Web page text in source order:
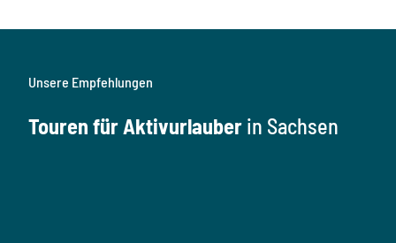
Unsere Empfehlungen
Touren für Aktivurlauber in Sachsen